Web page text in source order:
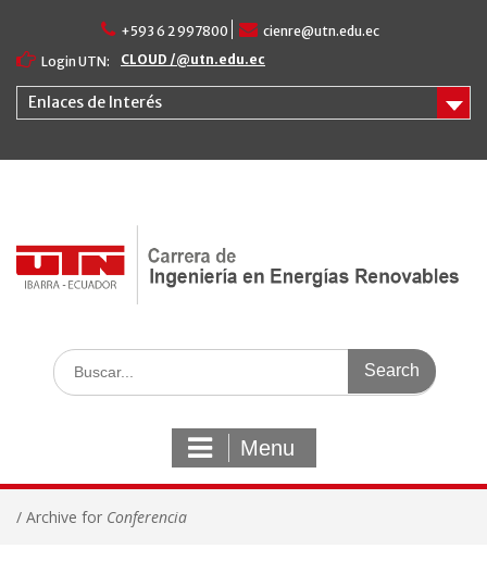
content
+593 6 2 997800
cienre@utn.edu.ec
Login UTN:
CLOUD /@utn.edu.ec
Enlaces de Interés
Search
for:
Menu
/ Archive for Conferencia